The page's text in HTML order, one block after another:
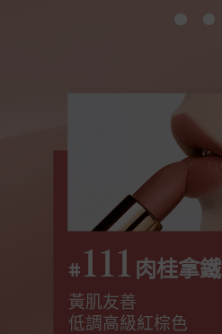
#111 肉桂拿鐵
黃肌友善
低調高級紅棕色